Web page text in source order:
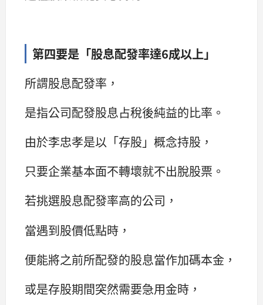
第四要是「股息配發率達6成以上」
所謂股息配發率，
是指公司配發股息占稅後純益的比率。
由於李忠孝是以「存股」概念持股，
只要企業基本面不轉壞就不出脫股票。
若挑選股息配發率高的公司，
當遇到股價低點時，
便能將之前所配發的股息當作加碼本金，
或是存股期間突然需要急用金時，